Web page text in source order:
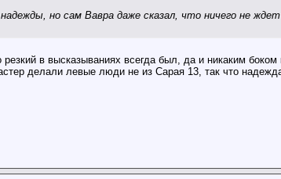
но сам Вавра даже сказал, что ничего не
в высказываниях всегда был, да и никаким боком
делали левые люди не из Сарая 13, так что